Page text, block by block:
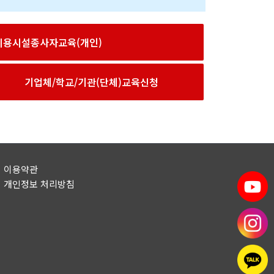
시설종사자교육(개인)
기업체/학교/기관(단체)교육신청
이용약관
개인정보 처리방침